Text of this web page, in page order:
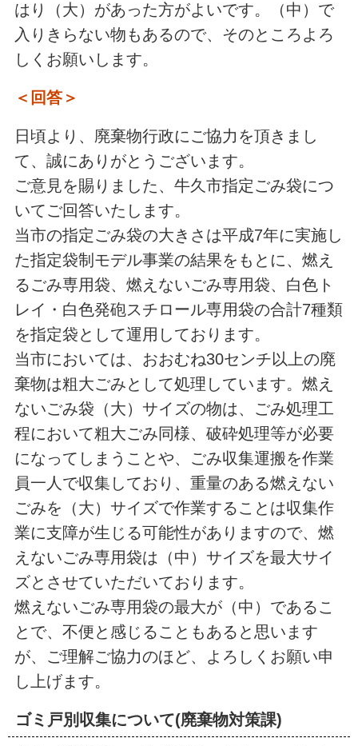
はり（大）があった方がよいです。（中）で
入りきらない物もあるので、そのところよろ
しくお願いします。
＜回答＞
日頃より、廃棄物行政にご協力を頂きまし
て、誠にありがとうございます。
ご意見を賜りました、牛久市指定ごみ袋につ
いてご回答いたします。
当市の指定ごみ袋の大きさは平成7年に実施し
た指定袋制モデル事業の結果をもとに、燃え
るごみ専用袋、燃えないごみ専用袋、白色ト
レイ・白色発砲スチロール専用袋の合計7種類
を指定袋として運用しております。
当市においては、おおむね30センチ以上の廃
棄物は粗大ごみとして処理しています。燃え
ないごみ袋（大）サイズの物は、ごみ処理工
程において粗大ごみ同様、破砕処理等が必要
になってしまうことや、ごみ収集運搬を作業
員一人で収集しており、重量のある燃えない
ごみを（大）サイズで作業することは収集作
業に支障が生じる可能性がありますので、燃
えないごみ専用袋は（中）サイズを最大サイ
ズとさせていただいております。
燃えないごみ専用袋の最大が（中）であるこ
とで、不便と感じることもあると思います
が、ご理解ご協力のほど、よろしくお願い申
し上げます。
ゴミ戸別収集について(廃棄物対策課)